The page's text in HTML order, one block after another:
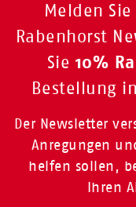
Melden
Rabenhorst
Sie 10%
Bestellung
Der Newsletter
Anregungen
helfen sollen,
Ihren